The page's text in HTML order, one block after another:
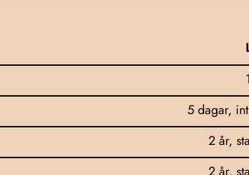
5 dagar,
2 år,